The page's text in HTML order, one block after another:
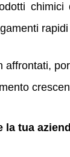
chimici
rapidi
affrontati,
la tua